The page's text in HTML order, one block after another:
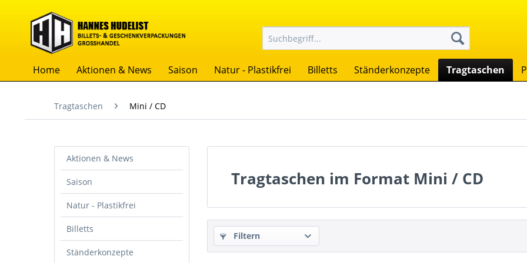
Home Aktionen & News Saison Natur - Plastikfrei Billetts Ständerkonzepte Tragtaschen
Tragtaschen Mini / CD
Aktionen & News
Saison
Natur - Plastikfrei
Billetts
Ständerkonzepte
Tragtaschen im Format Mini / CD
Filtern